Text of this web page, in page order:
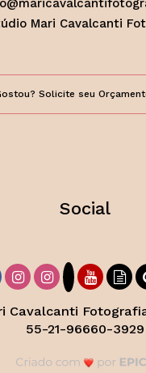
Mari Cavalcanti
Solicite seu
Social
Cavalcanti
55-21-96660-3929